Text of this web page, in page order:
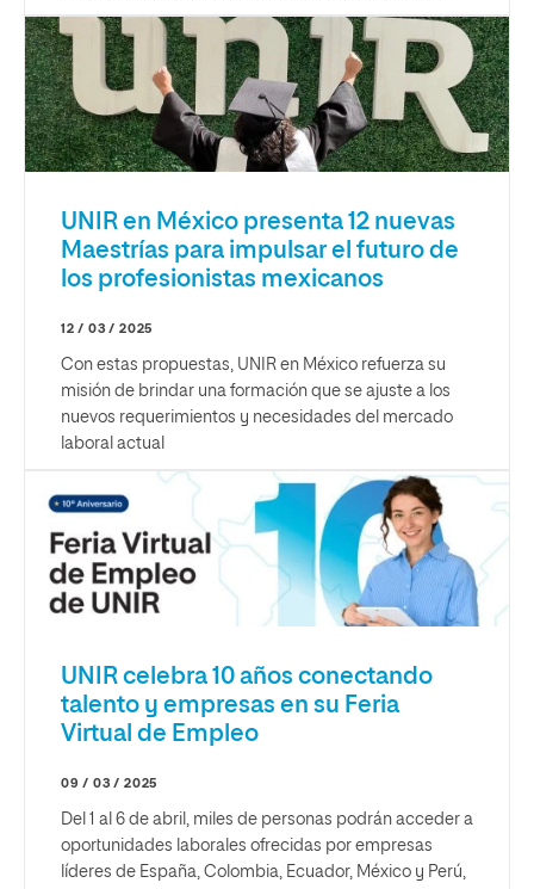
UNIR en México presenta 12 nuevas
Maestrías para impulsar el futuro de
los profesionistas mexicanos
12 / 03 / 2025
Con estas propuestas, UNIR en México refuerza su
misión de brindar una formación que se ajuste a los
nuevos requerimientos y necesidades del mercado
laboral actual
UNIR celebra 10 años conectando
talento y empresas en su Feria
Virtual de Empleo
09 / 03 / 2025
Del 1 al 6 de abril, miles de personas podrán acceder a
oportunidades laborales ofrecidas por empresas
líderes de España, Colombia, Ecuador, México y Perú,